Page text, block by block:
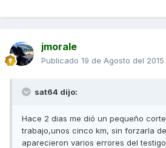
jmorale
Publicado 19 de Agosto del 2015
sat64 dijo:
Hace 2 dias me dió un pequeño
trabajo,unos cinco km, sin forzarla
aparecieron varios errores del